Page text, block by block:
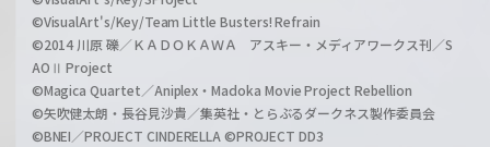
©VisualArt's/Key/Team Little Busters! Refrain
©2014 川原 礫／ＫＡＤＯＫＡＷＡ アスキー・メディアワークス刊／S
AOⅡ Project
©Magica Quartet／Aniplex・Madoka Movie Project Rebellion
©矢吹健太朗・長谷見沙貴／集英社・とらぶるダークネス製作委員会
©BNEI／PROJECT CINDERELLA ©PROJECT DD3